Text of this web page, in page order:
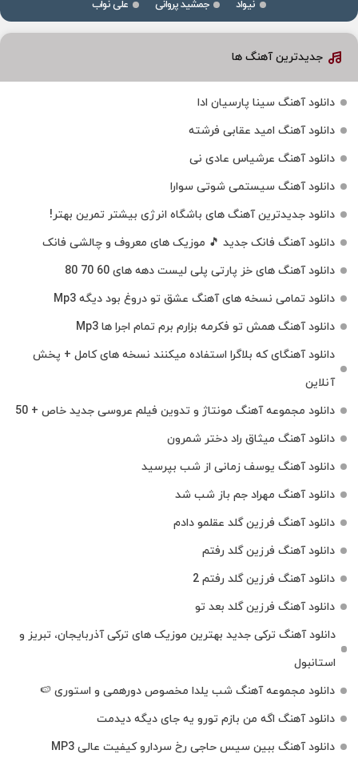
نیواد جمشید پروانی علی نواب
جدیدترین آهنگ ها
دانلود آهنگ سینا پارسیان ادا
دانلود آهنگ امید عقابی فرشته
دانلود آهنگ عرشیاس عادی نی
دانلود آهنگ سیستمی شوتی سوارا
دانلود جدیدترین آهنگ‌ های باشگاه انرژی بیشتر تمرین بهتر!
دانلود آهنگ فانک جدید 🎵 موزیک‌ های معروف و چالشی فانک
دانلود آهنگ های خز پارتی پلی لیست دهه های 60 70 80
دانلود تمامی نسخه های آهنگ عشق تو دروغ بود دیگه Mp3
دانلود آهنگ همش تو فکرمه بزارم برم تمام اجرا ها Mp3
دانلود آهنگای که بلاگرا استفاده میکنند نسخه های کامل + پخش
آنلاین
دانلود مجموعه آهنگ مونتاژ و تدوین فیلم عروسی جدید خاص + 50
دانلود آهنگ میثاق راد دختر شمرون
دانلود آهنگ یوسف زمانی از شب بپرسید
دانلود آهنگ مهراد جم باز شب شد
دانلود آهنگ فرزین گلد عقلمو دادم
دانلود آهنگ فرزین گلد رفتم
دانلود آهنگ فرزین گلد رفتم 2
دانلود آهنگ فرزین گلد بعد تو
دانلود آهنگ ترکی جدید بهترین موزیک‌ های ترکی آذربایجان، تبریز و
استانبول
دانلود مجموعه آهنگ شب یلدا مخصوص دورهمی و استوری 🍉
دانلود آهنگ اگه من بازم تورو یه جای دیگه دیدمت
دانلود آهنگ ببین سیس حاجی رخ سردارو کیفیت عالی MP3